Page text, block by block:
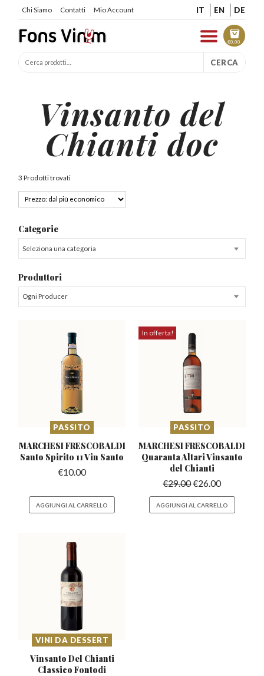
Chi Siamo Contatti Mio Account IT EN DE
€0.00
CERCA
Vinsanto del
Chianti doc
3 Prodotti trovati
Categorie
Seleziona una categoria
Produttori
Ogni Producer
PASSITO
MARCHESI FRESCOBALDI
Santo Spirito 11 Vin Santo
€10.00
AGGIUNGI AL CARRELLO
In offerta!
PASSITO
MARCHESI FRESCOBALDI
Quaranta Altari Vinsanto
del Chianti
€29.00€26.00
AGGIUNGI AL CARRELLO
VINI DA DESSERT
Vinsanto Del Chianti
Classico Fontodi